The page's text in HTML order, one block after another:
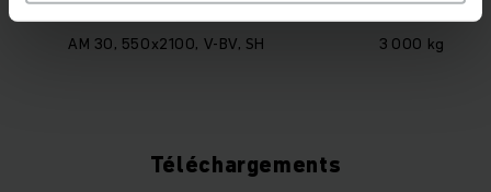
AM 30, 550x2100, V-BV, SH 3 000 kg
Téléchargements